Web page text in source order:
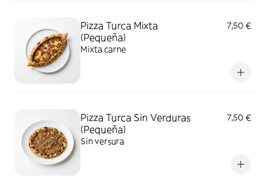
Pizza Turca Mixta
(Pequeña)
7,50 €
Mixta carne
Pizza Turca Sin Verduras
(Pequeña)
7,50 €
Sin versura